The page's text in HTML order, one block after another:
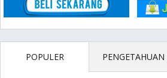
POPULER PENGETAHUAN